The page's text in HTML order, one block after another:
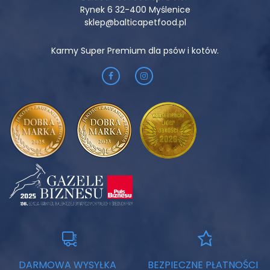
potrzeby żywieniowe kota
Formułę wzbogacono owarzywa, zioła i nutraceutyki
malin, które wspierają mikrobiom i odporność, nie
obciążając przy tym przewodu pokarmowego. Naturalne
dodatki są źródłem błonnika, antyoksydantów i
Skład jest całkowiciewolny od zbóż, grochu, sztucznych
dodatków i konserwantów,
co czyni tę karmę
bezpiecznym i wartościowym wyborem dla kotów o
szczególnych potrzebach żywieniowych.
Nowa jakość w kociej misce -
naturalnie, funkcjonalnie,
zgodnie z instynktem
Tauryna i roślinne dodatki – dla zdrowego serca, wzroku i
Rynek 6 32-400 Myślenice
sklep@balticapetfood.pl
Karmy Super Premium dla psów i kotów.
DARMOWA WYSYŁKA BEZPIECZNE PŁATNOŚCI